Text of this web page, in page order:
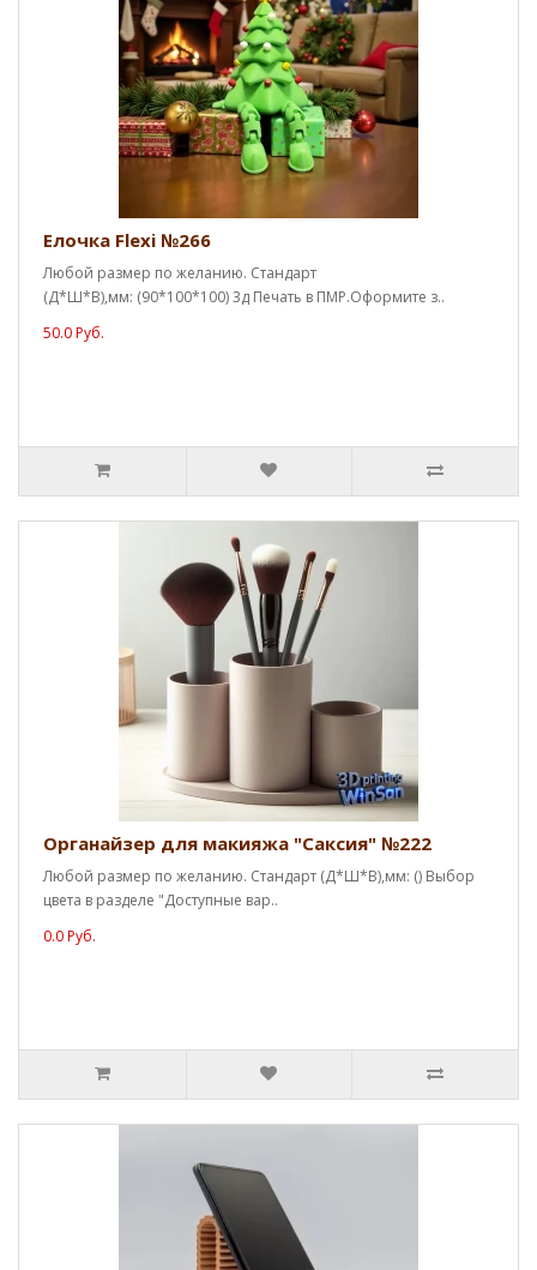
Елочка Flexi №266
Любой размер по желанию. Стандарт
(Д*Ш*В),мм: (90*100*100) 3д Печать в ПМР.Оформите з..
50.0 Руб.
Органайзер для макияжа "Саксия" №222
Любой размер по желанию. Стандарт (Д*Ш*В),мм: () Выбор
цвета в разделе "Доступные вар..
0.0 Руб.